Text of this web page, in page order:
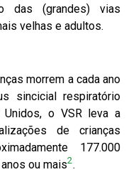
das (grandes) vias
velhas e adultos.
morrem a cada ano
sincicial respiratório
o VSR leva a
de crianças
177.000
ou mais2.